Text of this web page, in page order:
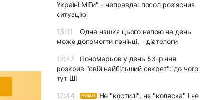
Україні МіГи" - неправда: посол роз’яснив
ситуацію
13:11
Одна чашка цього напою на день
може допомогти печінці, - дієтологи
12:47
Пономарьов у день 53-річчя
розкрив "свій найбільший секрет": до чого
тут ШІ
12:44 УНІАН
Не "костилі", не "коляска" і не